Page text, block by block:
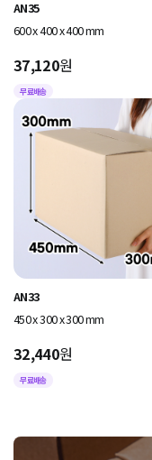
AN35
600 x 400 x 400 mm
37,120원
무료배송
AN33
450 x 300 x 300 mm
32,440원
무료배송